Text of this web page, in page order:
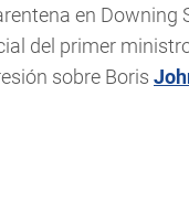
en Downing
del primer
sobre Boris